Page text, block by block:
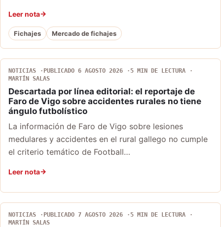
Leer nota
Fichajes Mercado de fichajes
NOTICIAS PUBLICADO 6 AGOSTO 2026
5 MIN DE LECTURA
MARTÍN SALAS
Descartada por línea editorial: el reportaje de
Faro de Vigo sobre accidentes rurales no tiene
ángulo futbolístico
La información de Faro de Vigo sobre lesiones
medulares y accidentes en el rural gallego no cumple
el criterio temático de Football…
Leer nota
NOTICIAS PUBLICADO 7 AGOSTO 2026
5 MIN DE LECTURA
MARTÍN SALAS